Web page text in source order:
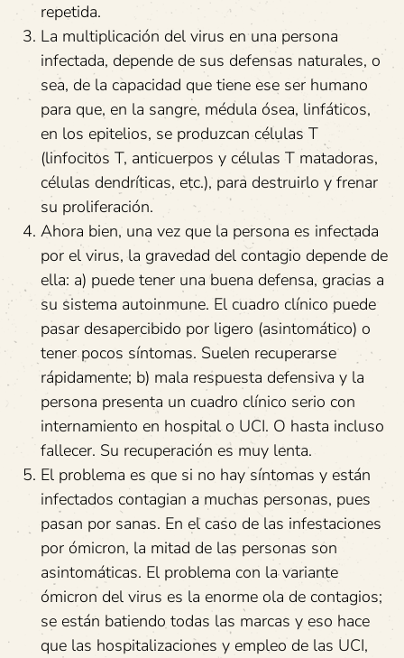
repetida.
La multiplicación del virus en una persona
infectada, depende de sus defensas naturales, o
sea, de la capacidad que tiene ese ser humano
para que, en la sangre, médula ósea, linfáticos,
en los epitelios, se produzcan células T
(linfocitos T, anticuerpos y células T matadoras,
células dendríticas, etc.), para destruirlo y frenar
su proliferación.
Ahora bien, una vez que la persona es infectada
por el virus, la gravedad del contagio depende de
ella: a) puede tener una buena defensa, gracias a
su sistema autoinmune. El cuadro clínico puede
pasar desapercibido por ligero (asintomático) o
tener pocos síntomas. Suelen recuperarse
rápidamente; b) mala respuesta defensiva y la
persona presenta un cuadro clínico serio con
internamiento en hospital o UCI. O hasta incluso
fallecer. Su recuperación es muy lenta.
El problema es que si no hay síntomas y están
infectados contagian a muchas personas, pues
pasan por sanas. En el caso de las infestaciones
por ómicron, la mitad de las personas son
asintomáticas. El problema con la variante
ómicron del virus es la enorme ola de contagios;
se están batiendo todas las marcas y eso hace
que las hospitalizaciones y empleo de las UCI,